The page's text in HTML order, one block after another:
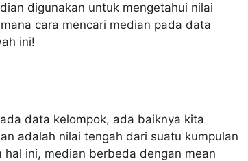
digunakan untuk mengetahui nilai
cara mencari median pada data
ini!
data kelompok, ada baiknya kita
adalah nilai tengah dari suatu kumpulan
ini, median berbeda dengan mean